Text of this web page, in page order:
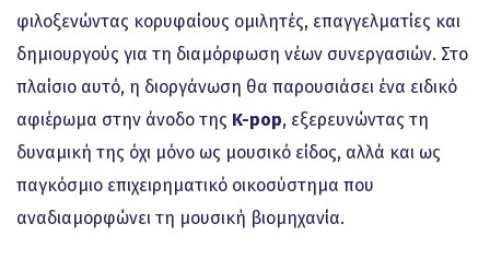
φιλοξενώντας κορυφαίους ομιλητές, επαγγελματίες και
δημιουργούς για τη διαμόρφωση νέων συνεργασιών. Στο
πλαίσιο αυτό, η διοργάνωση θα παρουσιάσει ένα ειδικό
αφιέρωμα στην άνοδο της K-pop, εξερευνώντας τη
δυναμική της όχι μόνο ως μουσικό είδος, αλλά και ως
παγκόσμιο επιχειρηματικό οικοσύστημα που
αναδιαμορφώνει τη μουσική βιομηχανία.